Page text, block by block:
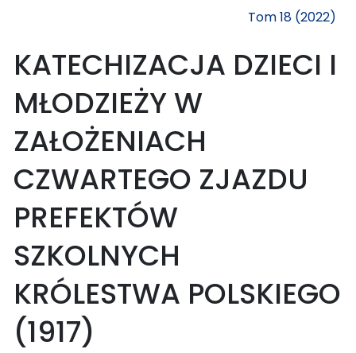
Tom 18 (2022)
KATECHIZACJA DZIECI I
MŁODZIEŻY W
ZAŁOŻENIACH
CZWARTEGO ZJAZDU
PREFEKTÓW
SZKOLNYCH
KRÓLESTWA POLSKIEGO
(1917)